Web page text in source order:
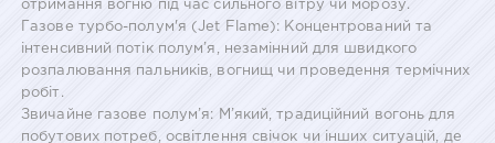
отримання вогню під час сильного вітру чи морозу.
Газове турбо-полум'я (Jet Flame): Концентрований та
інтенсивний потік полум’я, незамінний для швидкого
розпалювання пальників, вогнищ чи проведення термічних
робіт.
Звичайне газове полум’я: М’який, традиційний вогонь для
побутових потреб, освітлення свічок чи інших ситуацій, де